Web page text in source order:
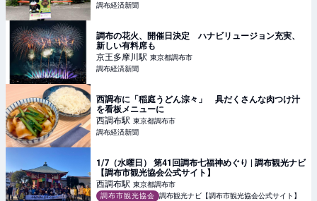
調布経済新聞
調布の花火、開催日決定 ハナビリュージョン充実、
新しい有料席も
京王多摩川駅 東京都調布市
調布経済新聞
西調布に「稲庭うどん淙々」 具だくさんな肉つけ汁
を看板メニューに
西調布駅 東京都調布市
調布経済新聞
1/7（水曜日） 第41回調布七福神めぐり | 調布観光ナビ
【調布市観光協会公式サイト】
西調布駅 東京都調布市
調布市観光協会
調布観光ナビ【調布市観光協会公式サイト】